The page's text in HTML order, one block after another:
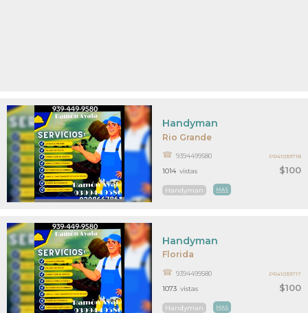
Rio Grande
$100
Handyman
9394499580
Handyman MAS
1014 vistas
PR41039718
Florida
$100
Handyman
9394499580
Handyman MAS
1073 vistas
PR41039717